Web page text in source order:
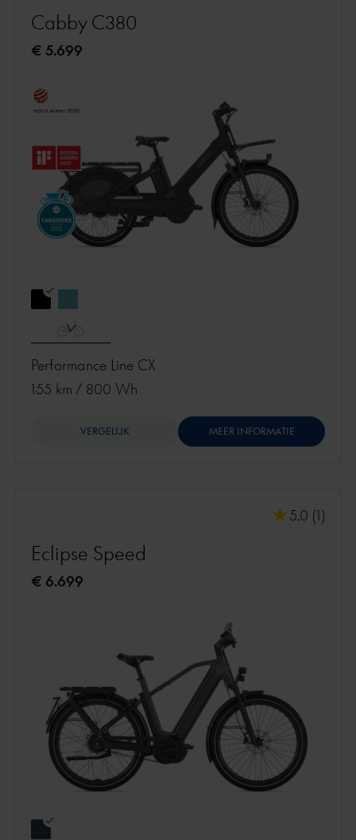
Cabby C380
€ 5.699
Performance Line CX
155 km / 800 Wh
VERGELIJK MEER INFORMATIE
5.0 (1)
Eclipse Speed
€ 6.699